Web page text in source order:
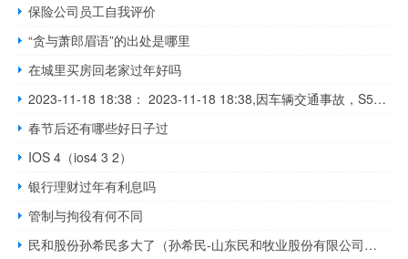
保险公司员工自我评价
“贪与萧郎眉语”的出处是哪里
在城里买房回老家过年好吗
2023-11-18 18:38： 2023-11-18 18:38,因车辆交通事故，S51宁静高速驶往静海方向K21+000处(津滨宁静互通立交至津滨宁静互通立交之间)现场占用应急车道。 ​​​
春节后还有哪些好日子过
IOS 4（ios4 3 2）
银行理财过年有利息吗
管制与拘役有何不同
民和股份孙希民多大了（孙希民-山东民和牧业股份有限公司董事长介绍）